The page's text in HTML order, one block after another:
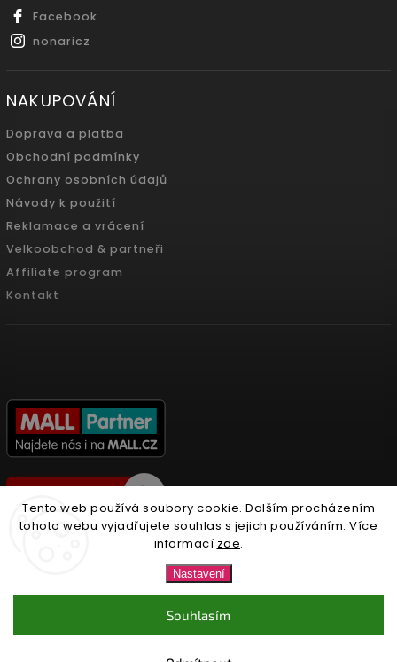
Tento web používá soubory cookie. Dalším procházením
tohoto webu vyjadřujete souhlas s jejich používáním. Více
informací zde.
Nastavení
Souhlasím
Facebook
nonaricz
NAKUPOVÁNÍ
Doprava a platba
Obchodní podmínky
Ochrany osobních údajů
Návody k použití
Reklamace a vrácení
Velkoobchod & partneři
Affiliate program
Kontakt
Nonari.cz. Všechna práva vyhrazena.
Upravit nastavení cookies
Shoptet| Design